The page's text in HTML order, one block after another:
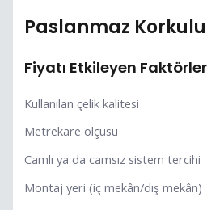
Paslanmaz
Fiyatı Etkileyen Faktörler
Kullanılan çelik kalitesi
Metrekare ölçüsü
Camlı ya da camsız sistem tercihi
Montaj yeri (iç mekân/dış mekân)